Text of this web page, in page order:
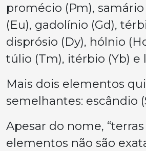
promécio (Pm),
(Eu), gadolínio (Gd),
disprósio (Dy), hólnio
túlio (Tm), itérbio (Yb) e
Mais dois elementos
semelhantes: escândio
Apesar do nome, “terras
elementos não são